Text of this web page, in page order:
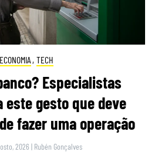
ECONOMIA , TECH
Especialistas
este gesto que deve
fazer uma operação
2026 | Rubén Gonçalves